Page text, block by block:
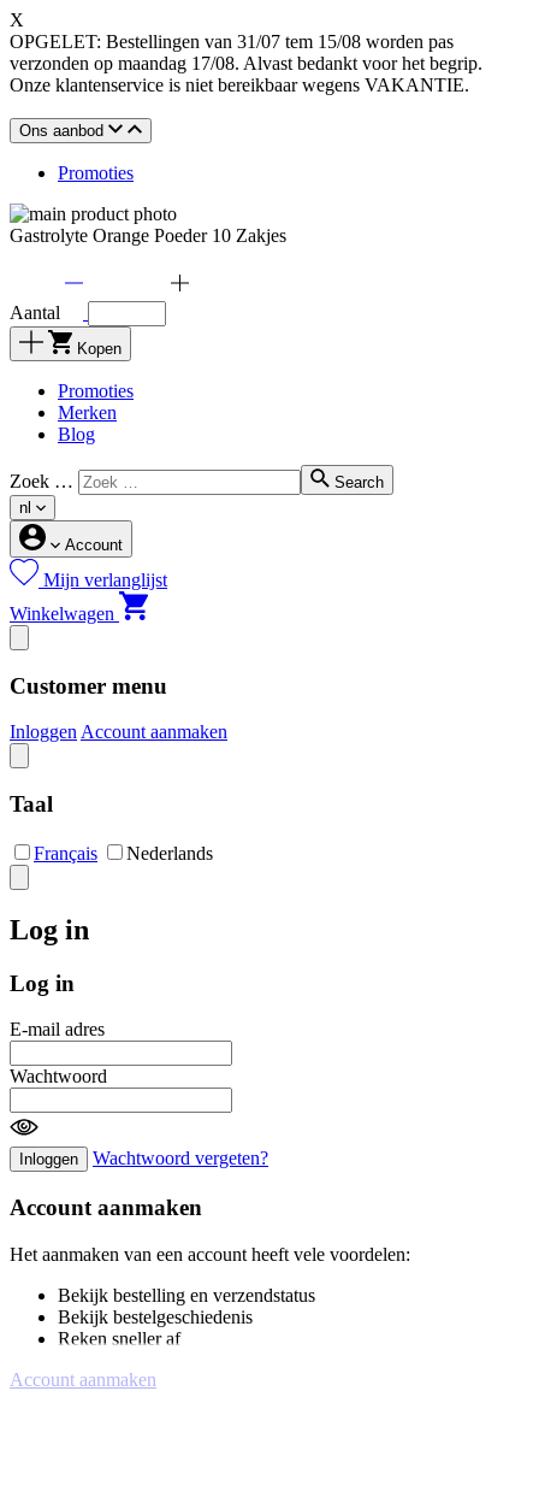
X
OPGELET: Bestellingen van 31/07 tem 15/08 worden pas
verzonden op maandag 17/08. Alvast bedankt voor het begrip.
Onze klantenservice is niet bereikbaar wegens VAKANTIE.
Ons aanbod
Promoties
Gastrolyte Orange Poeder 10 Zakjes
Aantal
Kopen
Promoties
Merken
Blog
Zoek …
Search
nl
Account
Mijn verlanglijst
Winkelwagen
Customer menu
InloggenAccount aanmaken
Taal
Français Nederlands
Log in
Log in
E-mail adres
Wachtwoord
Inloggen Wachtwoord vergeten?
Account aanmaken
Het aanmaken van een account heeft vele voordelen:
Bekijk bestelling en verzendstatus
Bekijk bestelgeschiedenis
Reken sneller af
Account aanmaken